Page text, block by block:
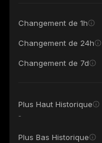
Changement de 1h
Changement de 24h
Changement de 7d
Plus Haut Historique
-
Plus Bas Historique